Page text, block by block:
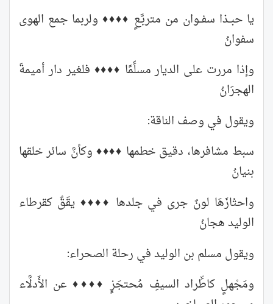
يا حبــذا سفــوان من متربَّـعٍ ♦♦♦♦ ولربما جمع الهوى
سفوانُ
وإذا مررت على الديار مسلِّمًا ♦♦♦♦ فلغير دار أميمةَ
الهجرَانُ
ويقول في وصف الناقة:
سبط مشافرها، دقيق خطمها ♦♦♦♦ وكأنَّ سائر خلقها
بنيانُ
واحتْازَهَا لونٌ جرى في جلدها ♦♦♦♦ يقَقٌ كقرطاء
الوليد هجانُ
ويقول مسلم بن الوليد في رحلة الصحراء:
ومَجْهلٍ كاطِّراد السيفِ مُحتجَزٍ ♦♦♦♦ عن الأَدلَّاء